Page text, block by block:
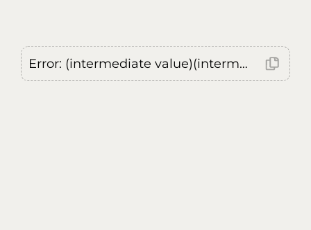
Error: (intermediate value)(intermediate value)(intermediate value).replaceAll is not a function